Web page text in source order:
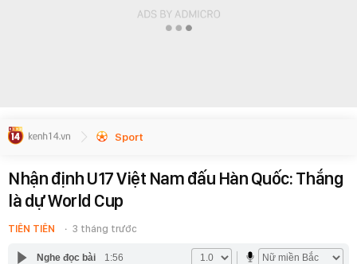
Sport
Nhận định U17 Việt Nam đấu Hàn Quốc: Thắng
là dự World Cup
TIÊN TIÊN 3 tháng trước
Nghe đọc bài 1:56